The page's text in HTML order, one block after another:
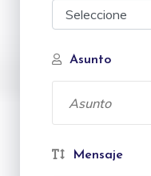
Asunto
Mensaje